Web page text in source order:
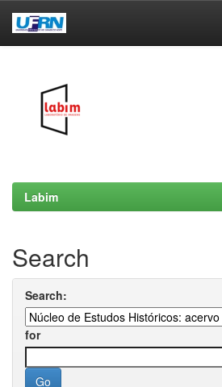
Labim
Search
Search:
for